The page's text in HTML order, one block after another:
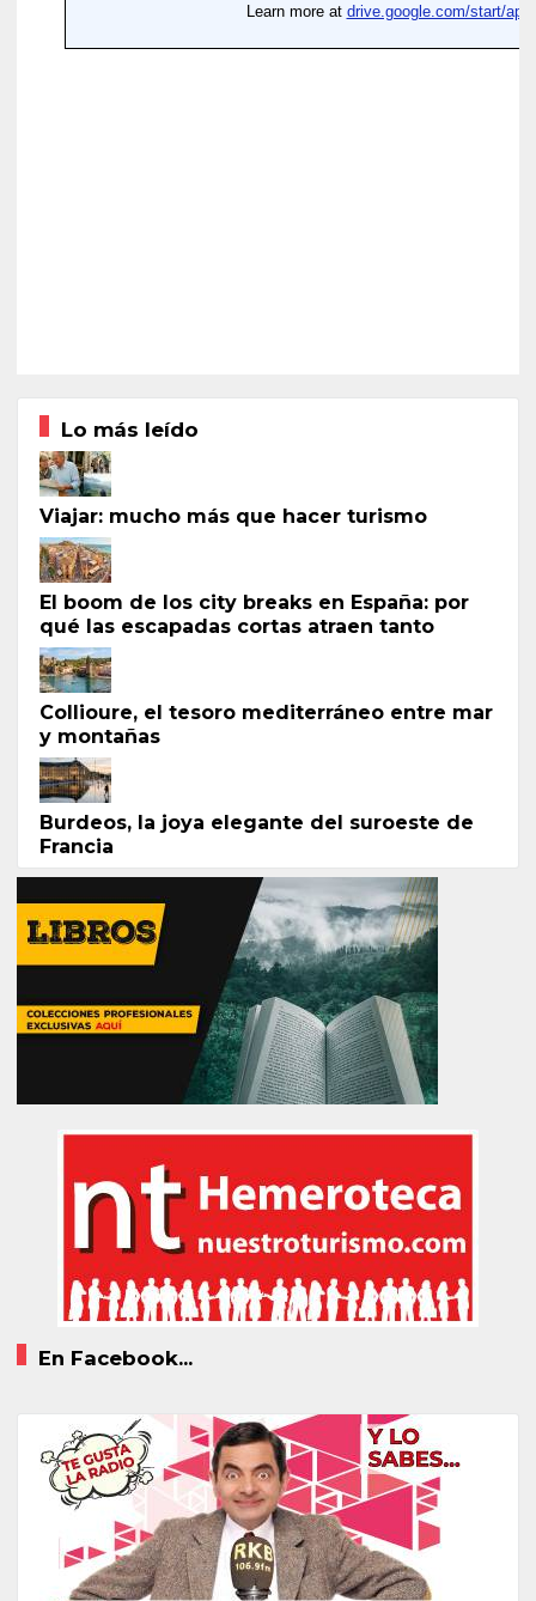
Lo más leído
Viajar: mucho más que hacer turismo
El boom de los city breaks en España: por
qué las escapadas cortas atraen tanto
Collioure, el tesoro mediterráneo entre mar
y montañas
Burdeos, la joya elegante del suroeste de
Francia
En Facebook...